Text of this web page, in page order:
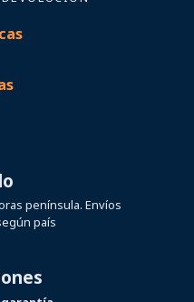
península. Envíos
país